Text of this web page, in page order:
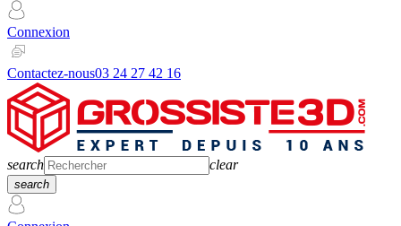
Connexion
Contactez-nous03 24 27 42 16
search clear
search